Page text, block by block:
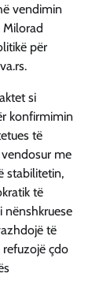
vendimin
Milorad
për
si
konfirmimin
të
me
stabilitetin,
të
nënshkruese
të
çdo